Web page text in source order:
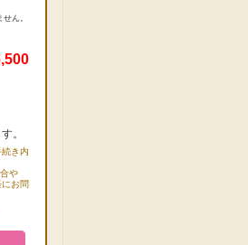
ん。
。
き内
や
にお問